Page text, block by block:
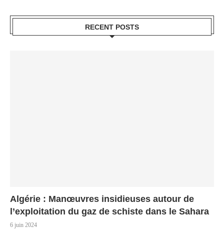
RECENT POSTS
Algérie : Manœuvres insidieuses autour de
l’exploitation du gaz de schiste dans le Sahara
6 juin 2024